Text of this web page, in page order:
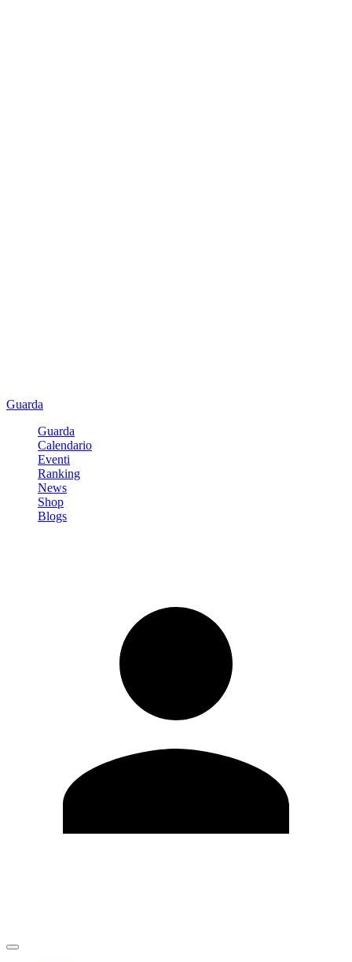
Guarda
Guarda
Calendario
Eventi
Ranking
News
Shop
Blogs